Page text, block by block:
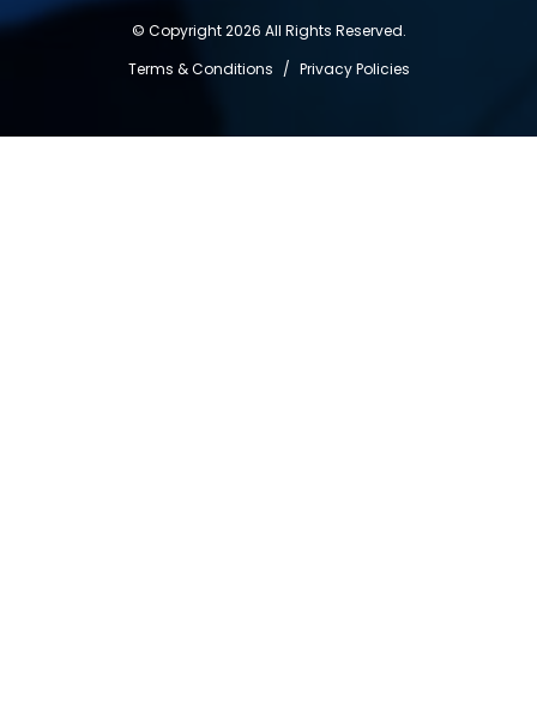
© Copyright 2026 All Rights Reserved.
Terms & Conditions / Privacy Policies